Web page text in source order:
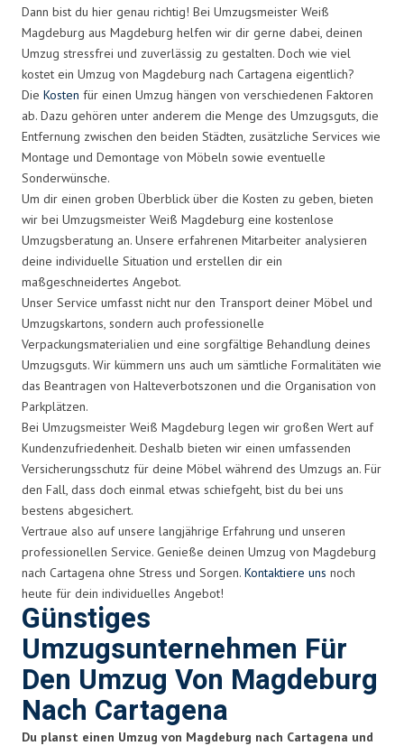
Dann bist du hier genau richtig! Bei Umzugsmeister Weiß
Magdeburg aus Magdeburg helfen wir dir gerne dabei, deinen
Umzug stressfrei und zuverlässig zu gestalten. Doch wie viel
kostet ein Umzug von Magdeburg nach Cartagena eigentlich?
Die Kosten für einen Umzug hängen von verschiedenen Faktoren
ab. Dazu gehören unter anderem die Menge des Umzugsguts, die
Entfernung zwischen den beiden Städten, zusätzliche Services wie
Montage und Demontage von Möbeln sowie eventuelle
Sonderwünsche.
Um dir einen groben Überblick über die Kosten zu geben, bieten
wir bei Umzugsmeister Weiß Magdeburg eine kostenlose
Umzugsberatung an. Unsere erfahrenen Mitarbeiter analysieren
deine individuelle Situation und erstellen dir ein
maßgeschneidertes Angebot.
Unser Service umfasst nicht nur den Transport deiner Möbel und
Umzugskartons, sondern auch professionelle
Verpackungsmaterialien und eine sorgfältige Behandlung deines
Umzugsguts. Wir kümmern uns auch um sämtliche Formalitäten wie
das Beantragen von Halteverbotszonen und die Organisation von
Parkplätzen.
Bei Umzugsmeister Weiß Magdeburg legen wir großen Wert auf
Kundenzufriedenheit. Deshalb bieten wir einen umfassenden
Versicherungsschutz für deine Möbel während des Umzugs an. Für
den Fall, dass doch einmal etwas schiefgeht, bist du bei uns
bestens abgesichert.
Vertraue also auf unsere langjährige Erfahrung und unseren
professionellen Service. Genieße deinen Umzug von Magdeburg
nach Cartagena ohne Stress und Sorgen. Kontaktiere uns noch
heute für dein individuelles Angebot!
Günstiges
Umzugsunternehmen Für
Den Umzug Von Magdeburg
Nach Cartagena
Du planst einen Umzug von Magdeburg nach Cartagena und